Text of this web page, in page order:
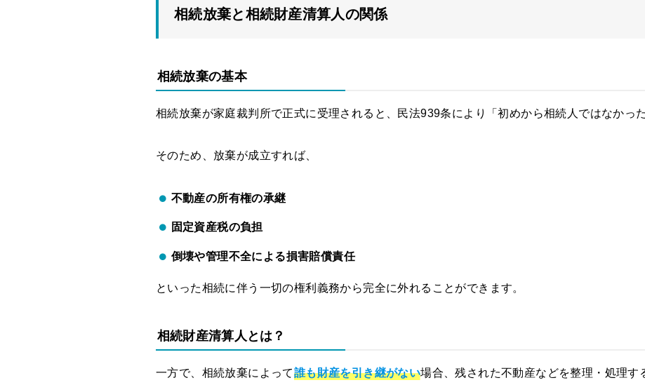
相続放棄と相続財産清算人の関係
相続放棄の基本
相続放棄が家庭裁判所で正式に受理されると、民法939条により「初めから相続人ではなかっ
そのため、放棄が成立すれば、
不動産の所有権の承継
固定資産税の負担
倒壊や管理不全による損害賠償責任
といった相続に伴う一切の権利義務から完全に外れることができます。
相続財産清算人とは？
一方で、相続放棄によって誰も財産を引き継がない場合、残された不動産などを整理・処理す